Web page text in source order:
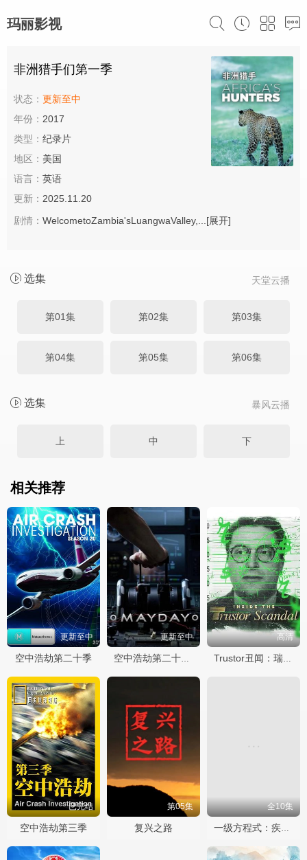
玛丽影视
非洲猎手们第一季
状态： 更新至中
年份： 2017
类型： 纪录片
地区： 美国
语言： 英语
更新： 2025.11.20
剧情： WelcometoZambia'sLuangwaValley,... [展开]
天堂云播
选集
第01集 第02集 第03集
第04集 第05集 第06集
暴风云播
选集
上 中 下
相关推荐
更新至中
空中浩劫第二十季
更新至中
空中浩劫第二十二季
高清
Trustor丑闻：瑞典金融案内幕
已完结
空中浩劫第三季
第05集
复兴之路
全10集
一级方程式：疾速争胜第七季